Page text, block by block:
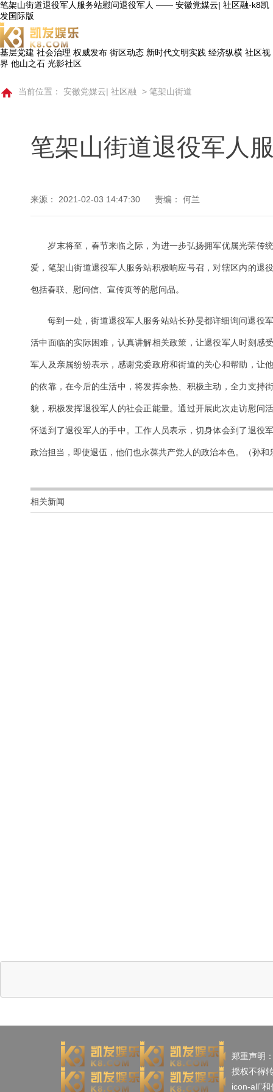
笔架山街道退役军人服务站慰问退役军人 —— 安徽党媒云| 社区融-k8凯
发国际版
基层党建 社会治理 权威发布 街区动态 新时代文明实践 经济纵横 社区视
界 他山之石 光影社区
当前位置： 安徽党媒云| 社区融 > 笔架山街道
笔架山街道退役军人
来源： 2021-02-03 14:47:30 责编： 何兰
岁末将至，春节来临之际，为进一步弘扬拥军优属光荣传
爱，笔架山街道退役军人服务站积极响应号召，对辖区内的退
包括春联、慰问信、宣传页等的慰问品。
每到一处，街道退役军人服务站站长孙旻都详细询问退役
活中面临的实际困难，认真讲解相关政策，让退役军人时刻感
军人及亲属纷纷表示，感谢党委政府和街道的关心和帮助，让
的依靠，在今后的生活中，将发挥余热、积极主动，全力支持
貌，积极发挥退役军人的社会正能量。通过开展此次走访慰问
怀送到了退役军人的手中。工作人员表示，切身体会到了退役
政治担当，即使退伍，他们也永葆共产党人的政治本色。（孙和
相关新闻
郑重声明
授权不得
icon-all”